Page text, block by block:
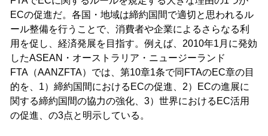
ECの促進だ。各国・地域は締約国間で適切と思われるル
ール整備を行うことで、消費者や企業によるさらなる利
用を促し、経済発展を目指す。例えば、2010年1月に発効
したASEAN・オーストラリア・ニュージーランド
FTA（AANZFTA）では、第10章1条で同FTAのEC章の目
的を、1）締約国間におけるECの促進、2）ECの進展に
関する締約国間の協力の強化、3）世界におけるEC活用
の促進、の3点と明示している。